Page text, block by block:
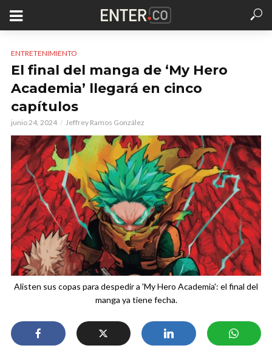
ENTRETENIMIENTO
El final del manga de ‘My Hero
Academia’ llegará en cinco
capítulos
junio 24, 2024 Jeffrey Ramos González
Alisten sus copas para despedir a 'My Hero Academia': el final del
manga ya tiene fecha.